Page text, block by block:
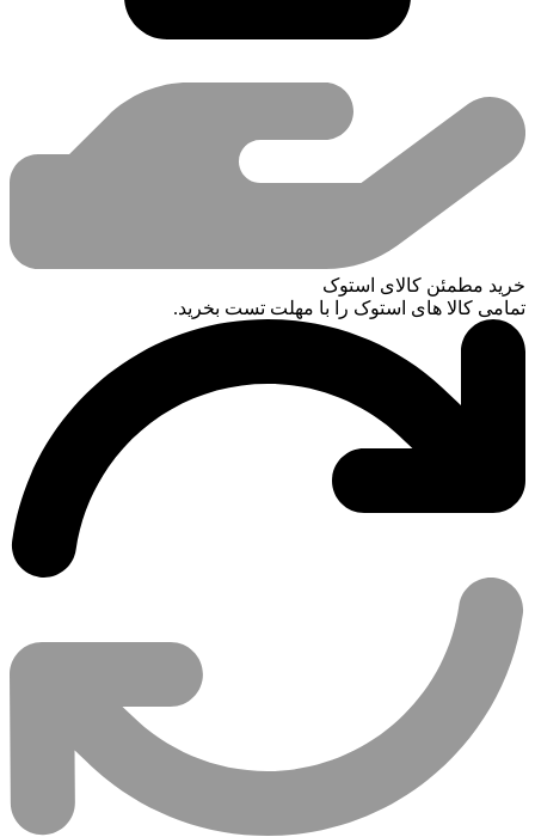
خرید مطمئن کالای استوک
تمامی کالا های استوک را با مهلت تست بخرید.